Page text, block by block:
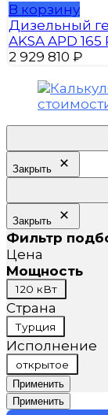
В корзину
Дизельный
AKSA APD 165
2 929 810 ₽
Закрыть
Закрыть
Фильтр
Цена
Мощность
Мощность
120 кВт
Страна
Страна
Турция
Исполнение
Исполнение
открытое
Применить
Применить